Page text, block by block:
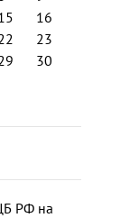
16
23
30
РФ на